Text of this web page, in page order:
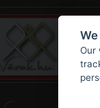
Our